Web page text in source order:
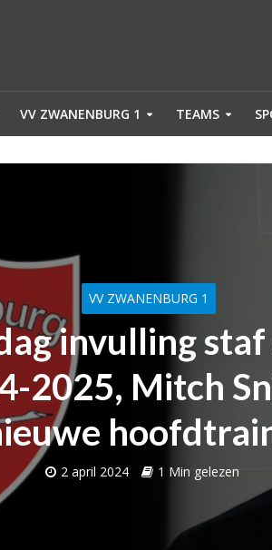
VV ZWANENBURG 1 TEAMS
VV ZWANENBURG 1
invulling staf
2025, Mitch
2 april 2024 1 Min gelezen